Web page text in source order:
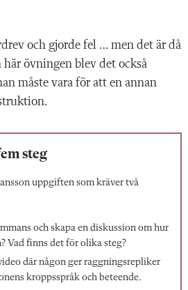
och gjorde fel … men det är då
övningen blev det också
måste vara för att en annan
steg
uppgiften som kräver två
och skapa en diskussion om hur
Vad finns det för olika steg?
där någon ger raggningsrepliker
kroppsspråk och beteende.